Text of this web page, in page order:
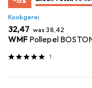
Kookgerei
EUR
32,47 wasEUR
38,42
WMF Pollepel
1